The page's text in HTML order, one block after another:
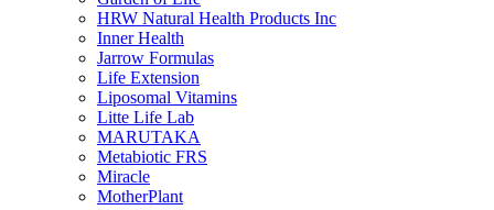
HRW Natural Health Products Inc
Inner Health
Jarrow Formulas
Life Extension
Liposomal Vitamins
Litte Life Lab
MARUTAKA
Metabiotic FRS
Miracle
MotherPlant